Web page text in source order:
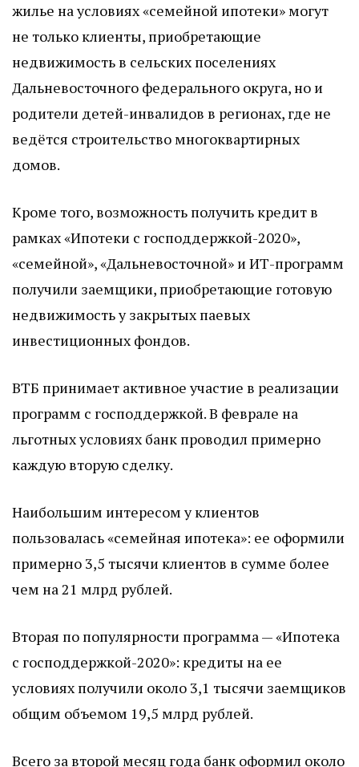
жилье на условиях «семейной ипотеки» могут
не только клиенты, приобретающие
недвижимость в сельских поселениях
Дальневосточного федерального округа, но и
родители детей-инвалидов в регионах, где не
ведётся строительство многоквартирных
домов.
Кроме того, возможность получить кредит в
рамках «Ипотеки с господдержкой-2020»,
«семейной», «Дальневосточной» и ИТ-программ
получили заемщики, приобретающие готовую
недвижимость у закрытых паевых
инвестиционных фондов.
ВТБ принимает активное участие в реализации
программ с господдержкой. В феврале на
льготных условиях банк проводил примерно
каждую вторую сделку.
Наибольшим интересом у клиентов
пользовалась «семейная ипотека»: ее оформили
примерно 3,5 тысячи клиентов в сумме более
чем на 21 млрд рублей.
Вторая по популярности программа — «Ипотека
с господдержкой-2020»: кредиты на ее
условиях получили около 3,1 тысячи заемщиков
общим объемом 19,5 млрд рублей.
Всего за второй месяц года банк оформил около